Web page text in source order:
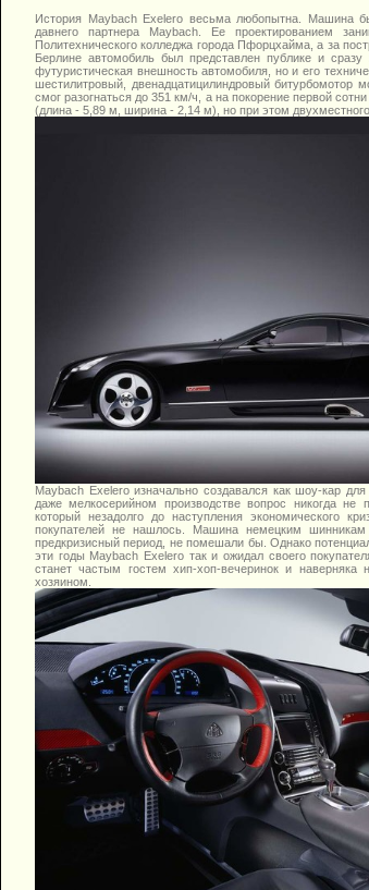
История Maybach Exelero весьма любопытна. Машина
давнего партнера Maybach. Ее проектированием
Политехнического колледжа города Пфорцхайма, а за
Берлине автомобиль был представлен публике и
футуристическая внешность автомобиля, но и его
шестилитровый, двенадцатицилиндровый
смог разогнаться до 351 км/ч, а на покорение первой
(длина - 5,89 м, ширина - 2,14 м), но при этом
Maybach Exelero изначально создавался как шоу-кар
даже мелкосерийном производстве вопрос никогда
который незадолго до наступления экономического
покупателей не нашлось. Машина немецким
предкризисный период, не помешали бы. Однако
эти годы Maybach Exelero так и ожидал своего
станет частым гостем хип-хоп-вечеринок и
хозяином.